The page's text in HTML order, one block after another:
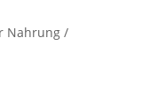
Nahrung /